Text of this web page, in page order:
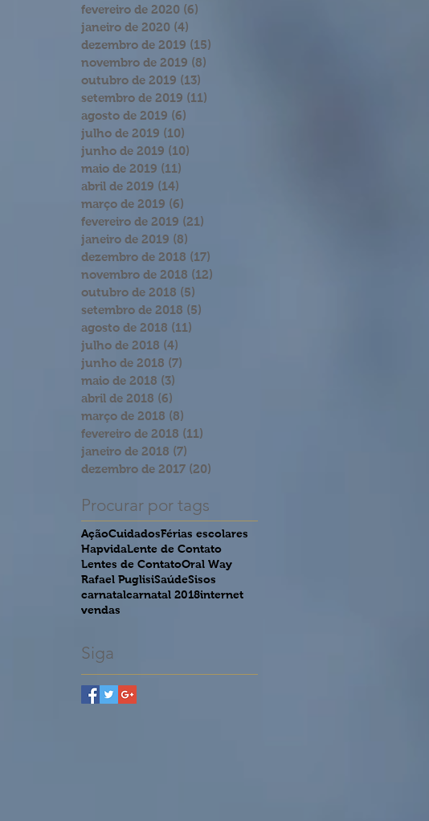
fevereiro de 2020 (6)
janeiro de 2020 (4)
dezembro de 2019 (15)
novembro de 2019 (8)
outubro de 2019 (13)
setembro de 2019 (11)
agosto de 2019 (6)
julho de 2019 (10)
junho de 2019 (10)
maio de 2019 (11)
abril de 2019 (14)
março de 2019 (6)
fevereiro de 2019 (21)
janeiro de 2019 (8)
dezembro de 2018 (17)
novembro de 2018 (12)
outubro de 2018 (5)
setembro de 2018 (5)
agosto de 2018 (11)
julho de 2018 (4)
junho de 2018 (7)
maio de 2018 (3)
abril de 2018 (6)
março de 2018 (8)
fevereiro de 2018 (11)
janeiro de 2018 (7)
dezembro de 2017 (20)
Procurar por tags
AçãoCuidadosFérias escolares
HapvidaLente de Contato
Lentes de ContatoOral Way
Rafael PuglisiSaúdeSisos
carnatalcarnatal 2018internet
vendas
Siga